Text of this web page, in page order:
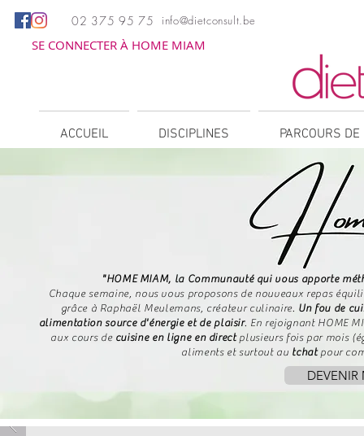
02 375 95 75 info@dietconsult.be
SE CONNECTER À HOME MIAM
ACCUEIL DISCIPLINES PARCOURS
"HOME MIAM, la Communauté qui vous apporte
Chaque semaine, nous vous proposons de nouveaux repas
grâce à Raphaël Meulemans, créateur culinaire. Un fou de
alimentation source d'énergie et de plaisir. En rejoignant HOME
aux cours de cuisine en ligne en direct plusieurs fois par mois
aliments et surtout au tchatpour
DEVENIR